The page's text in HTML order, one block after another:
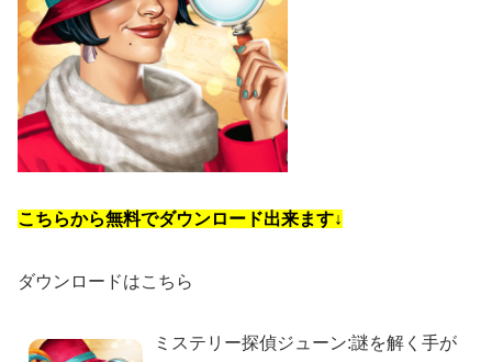
こちらから無料でダウンロード出来ます↓
ダウンロードはこちら
ミステリー探偵ジューン:謎を解く手が